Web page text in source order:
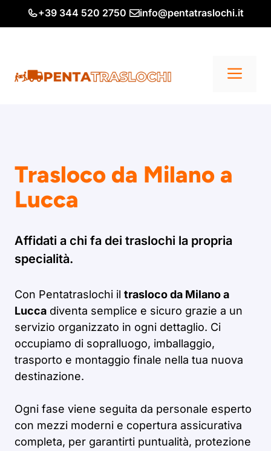
+39 344 520 2750 info@pentatraslochi.it
Trasloco da Milano a
Lucca
Affidati a chi fa dei traslochi la propria
specialità.
Con Pentatraslochi il trasloco da Milano a
Lucca diventa semplice e sicuro grazie a un
servizio organizzato in ogni dettaglio. Ci
occupiamo di sopralluogo, imballaggio,
trasporto e montaggio finale nella tua nuova
destinazione.
Ogni fase viene seguita da personale esperto
con mezzi moderni e copertura assicurativa
completa, per garantirti puntualità, protezione